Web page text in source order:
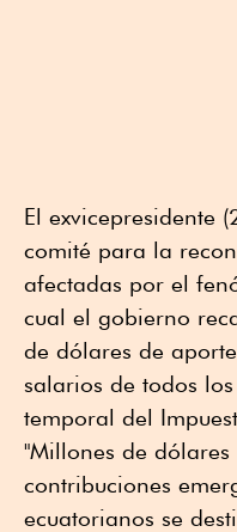
El exvicepresidente
comité para la
afectadas por el
cual el gobierno
de dólares de
salarios de todos
temporal del
"Millones de
contribuciones
ecuatorianos se